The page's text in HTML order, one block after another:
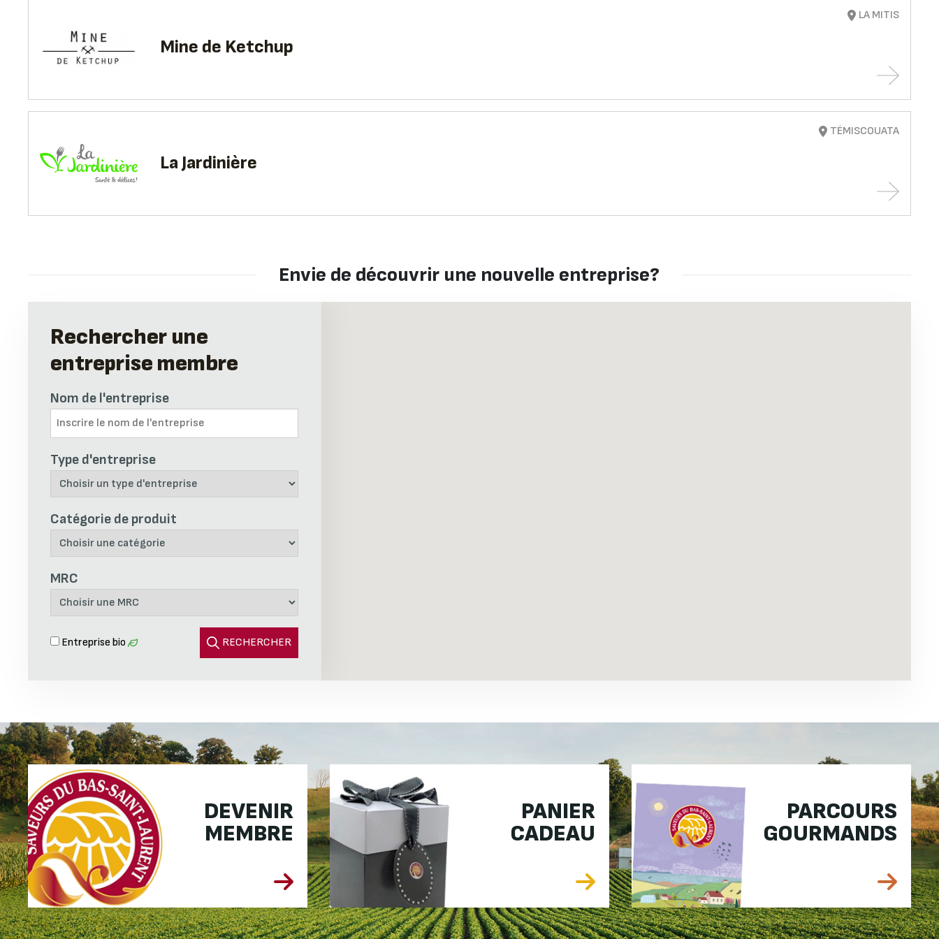
Mine de Ketchup
LA MITIS
La Jardinière
TÉMISCOUATA
Envie de découvrir une nouvelle entreprise?
Rechercher une
entreprise membre
Nom de l'entreprise
Type d'entreprise
Catégorie de produit
MRC
Entreprise bio RECHERCHER
{member_mrc}
{member_sectors}
{member_phone}
{member_website}
EN SAVOIR PLUS
DEVENIR
MEMBRE
PANIER
CADEAU
PARCOURS
GOURMANDS